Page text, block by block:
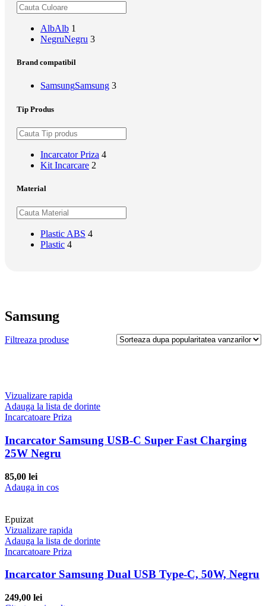
AlbAlb 1
NegruNegru 3
Brand compatibil
SamsungSamsung 3
Tip Produs
Incarcator Priza 4
Kit Incarcare 2
Material
Plastic ABS 4
Plastic 4
Samsung
Filtreaza produse
Vizualizare rapida
Adauga la lista de dorinte
Incarcatoare Priza
Incarcator Samsung USB-C Super Fast Charging
25W Negru
85,00 lei
Adauga in cos
Epuizat
Vizualizare rapida
Adauga la lista de dorinte
Incarcatoare Priza
Incarcator Samsung Dual USB Type-C, 50W, Negru
249,00 lei